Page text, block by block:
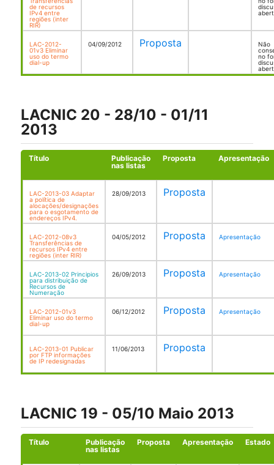
de recursos
IPv4 entre
regiões (inter
RIR)
LAC-2012-
01v3 Eliminar
uso do termo
dial-up
04/09/2012 Proposta
Não
no
LACNIC 20 - 28/10 - 01/11
2013
Título
Publicação
nas listas
Proposta Apresentação
LAC-2013-03 Adaptar
a política de
alocações/designações
para o esgotamento de
endereços IPv4.
28/09/2013 Proposta
LAC-2012-08v3
Transferências de
recursos IPv4 entre
regiões (inter RIR)
04/05/2012 Proposta Apresentação
LAC-2013-02 Principios
para distribuição de
Recursos de
Numeração
26/09/2013 Proposta Apresentação
LAC-2012-01v3
Eliminar uso do termo
dial-up
06/12/2012 Proposta Apresentação
LAC-2013-01 Publicar
por FTP informações
de IP redesignadas
11/06/2013 Proposta
LACNIC 19 - 05/10 Maio 2013
Título
Publicação
nas listas
Proposta Apresentação Estado